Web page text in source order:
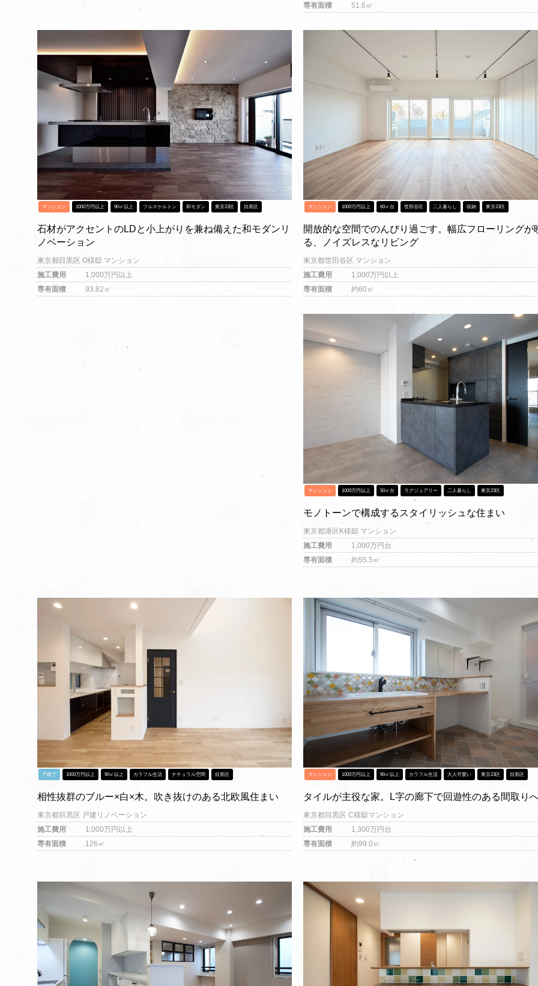
専有面積
51.6㎡
マンション 1000万円以上 90㎡以上 フルスケルトン 和モダン 東京23区 目黒区
石材がアクセントのLDと小上がりを兼ね備えた和モダンリ
ノベーション
東京都目黒区 O様邸 マンション
施工費用
1,000万円以上
専有面積
93.82㎡
マンション 1000万円以上 60㎡台 世田谷区 二人暮らし 収納 東京23区
開放的な空間でのんびり過ごす。幅広フローリングが
る、ノイズレスなリビング
東京都世田谷区 マンション
施工費用
1,000万円以上
専有面積
約60㎡
マンション 1000万円以上 50㎡台 ラグジュアリー 二人暮らし 東京23区
モノトーンで構成するスタイリッシュな住まい
東京都港区K様邸 マンション
施工費用
1,000万円台
専有面積
約55.5㎡
戸建て 1000万円以上 90㎡以上 カラフル生活 ナチュラル空間 目黒区
相性抜群のブルー×白×木。吹き抜けのある北欧風住まい
東京都目黒区 戸建リノベーション
施工費用
1,000万円以上
専有面積
126㎡
マンション 1000万円以上 90㎡以上 カラフル生活 大人可愛い 東京23区 目黒区
タイルが主役な家。L字の廊下で回遊性のある間取り
東京都目黒区 C様邸マンション
施工費用
1,300万円台
専有面積
約99.0㎡